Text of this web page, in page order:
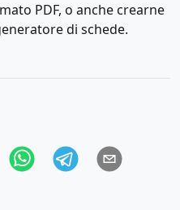
PDF, o anche crearne
di schede.